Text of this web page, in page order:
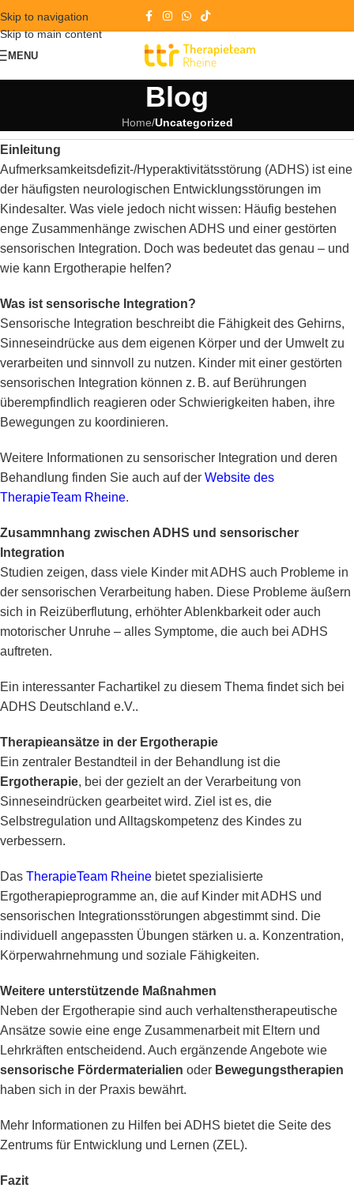
Skip to navigation
Skip to main content
MENU
Blog
Home/Uncategorized
Einleitung
Aufmerksamkeitsdefizit-/Hyperaktivitätsstörung (ADHS) ist eine
der häufigsten neurologischen Entwicklungsstörungen im
Kindesalter. Was viele jedoch nicht wissen: Häufig bestehen
enge Zusammenhänge zwischen ADHS und einer gestörten
sensorischen Integration. Doch was bedeutet das genau – und
wie kann Ergotherapie helfen?
Was ist sensorische Integration?
Sensorische Integration beschreibt die Fähigkeit des Gehirns,
Sinneseindrücke aus dem eigenen Körper und der Umwelt zu
verarbeiten und sinnvoll zu nutzen. Kinder mit einer gestörten
sensorischen Integration können z. B. auf Berührungen
überempfindlich reagieren oder Schwierigkeiten haben, ihre
Bewegungen zu koordinieren.
Weitere Informationen zu sensorischer Integration und deren
Behandlung finden Sie auch auf der Website des
TherapieTeam Rheine.
Zusammnhang zwischen ADHS und sensorischer
Integration
Studien zeigen, dass viele Kinder mit ADHS auch Probleme in
der sensorischen Verarbeitung haben. Diese Probleme äußern
sich in Reizüberflutung, erhöhter Ablenkbarkeit oder auch
motorischer Unruhe – alles Symptome, die auch bei ADHS
auftreten.
Ein interessanter Fachartikel zu diesem Thema findet sich bei
ADHS Deutschland e.V..
Therapieansätze in der Ergotherapie
Ein zentraler Bestandteil in der Behandlung ist die
Ergotherapie, bei der gezielt an der Verarbeitung von
Sinneseindrücken gearbeitet wird. Ziel ist es, die
Selbstregulation und Alltagskompetenz des Kindes zu
verbessern.
Das TherapieTeam Rheine bietet spezialisierte
Ergotherapieprogramme an, die auf Kinder mit ADHS und
sensorischen Integrationsstörungen abgestimmt sind. Die
individuell angepassten Übungen stärken u. a. Konzentration,
Körperwahrnehmung und soziale Fähigkeiten.
Weitere unterstützende Maßnahmen
Neben der Ergotherapie sind auch verhaltenstherapeutische
Ansätze sowie eine enge Zusammenarbeit mit Eltern und
Lehrkräften entscheidend. Auch ergänzende Angebote wie
sensorische Fördermaterialien oder Bewegungstherapien
haben sich in der Praxis bewährt.
Mehr Informationen zu Hilfen bei ADHS bietet die Seite des
Zentrums für Entwicklung und Lernen (ZEL).
Fazit